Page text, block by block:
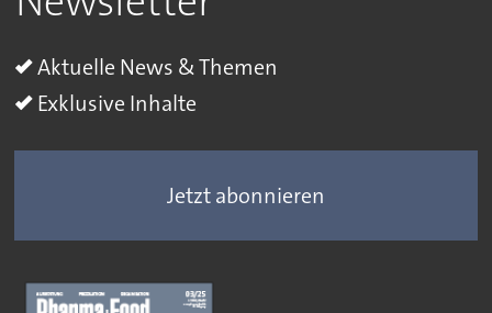
Aktuelle News & Themen
Exklusive Inhalte
Jetzt abonnieren